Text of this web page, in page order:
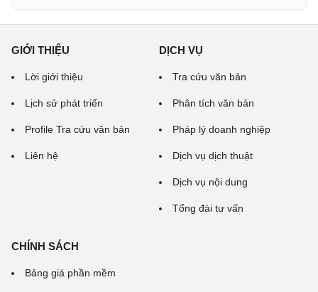
GIỚI THIỆU
Lời giới thiệu
Lịch sử phát triển
Profile Tra cứu văn bản
Liên hệ
DỊCH VỤ
Tra cứu văn bản
Phân tích văn bản
Pháp lý doanh nghiệp
Dịch vụ dịch thuật
Dịch vụ nội dung
Tổng đài tư vấn
CHÍNH SÁCH
Bảng giá phần mềm